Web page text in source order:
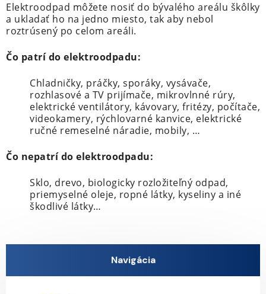
Elektroodpad môžete nosiť do bývalého areálu škôlky
a ukladať ho na jedno miesto, tak aby nebol
roztrúsený po celom areáli.
Čo patrí do elektroodpadu:
Chladničky, práčky, sporáky, vysávače,
rozhlasové a TV prijímače, mikrovlnné rúry,
elektrické ventilátory, kávovary, fritézy, počítače,
videokamery, rýchlovarné kanvice, elektrické
ručné remeselné náradie, mobily, …
Čo nepatrí do elektroodpadu:
Sklo, drevo, biologicky rozložiteľný odpad,
priemyselné oleje, ropné látky, kyseliny a iné
škodlivé látky…
Navigácia